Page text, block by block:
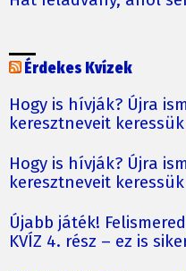
Érdekes Kvízek
Hogy is hívják? Újra
keresztneveit keressük
Hogy is hívják? Újra
keresztneveit keressük
Újabb játék!
KVÍZ 4. rész – ez is